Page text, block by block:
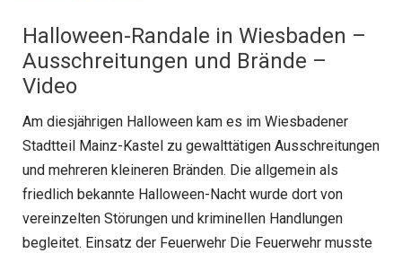
Halloween-Randale in Wiesbaden –
Ausschreitungen und Brände –
Video
Am diesjährigen Halloween kam es im Wiesbadener
Stadtteil Mainz-Kastel zu gewalttätigen Ausschreitungen
und mehreren kleineren Bränden. Die allgemein als
friedlich bekannte Halloween-Nacht wurde dort von
vereinzelten Störungen und kriminellen Handlungen
begleitet. Einsatz der Feuerwehr Die Feuerwehr musste